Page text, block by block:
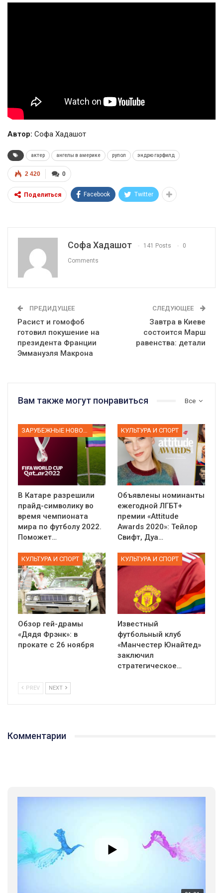
Автор: Софа Хадашот
актер ангелы в америке рупол эндрю гарфилд
0
2 420
Поделиться Facebook Twitter
Софа Хадашот 141 Posts 0
Comments
ПРЕДИДУЩЕЕ
Расист и гомофоб
готовил покушение на
президента Франции
Эммануэля Макрона
СЛЕДУЮЩЕЕ
Завтра в Киеве
состоится Марш
равенства: детали
Все
Вам также могут понравиться
В Катаре разрешили
прайд-символику во
время чемпионата
мира по футболу 2022.
Поможет…
КУЛЬТУРА И СПОРТ
Объявлены номинанты
ежегодной ЛГБТ+
премии «Attitude
Awards 2020»: Тейлор
Свифт, Дуа…
КУЛЬТУРА И СПОРТ
Обзор гей-драмы
«Дядя Фрэнк»: в
прокате с 26 ноября
КУЛЬТУРА И СПОРТ
Известный
футбольный клуб
«Манчестер Юнайтед»
заключил
стратегическое…
PREV NEXT
Комментарии
В цьому році, пандемія та COVІD-19 не дали нам можливості
провести вуличні акції. Наше відео-звернення про те, що
навіть коли ми у різних містах та не можемо зустрінеться, ми
разом. Ми закликаємо всіх хто поділяє цінності рівності та
423 Просмотров